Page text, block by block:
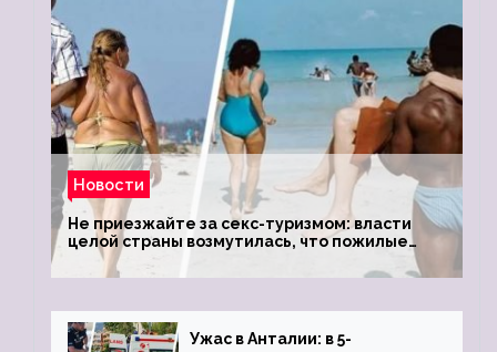
Новости
Не приезжайте за секс-туризмом: власти
целой страны возмутилась, что пожилые
туристки массово едут к ним, чтобы
обзавестись молодыми любовниками
Ужас в Анталии: в 5-